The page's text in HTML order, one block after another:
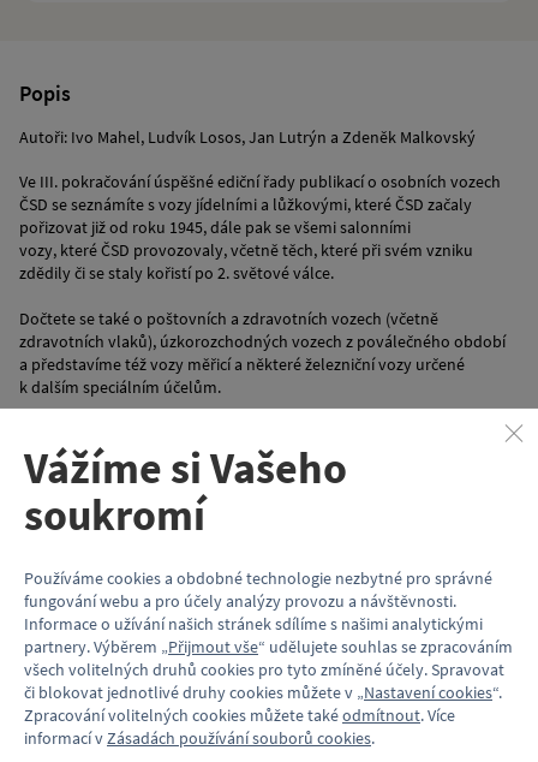
Popis
Autoři: Ivo Mahel, Ludvík Losos, Jan Lutrýn a Zdeněk Malkovský
Ve III. pokračování úspěšné ediční řady publikací o osobních vozech
ČSD se seznámíte s vozy jídelními a lůžkovými, které ČSD začaly
pořizovat již od roku 1945, dále pak se všemi salonními
vozy, které ČSD provozovaly, včetně těch, které při svém vzniku
zdědily či se staly kořistí po 2. světové válce.
Dočtete se také o poštovních a zdravotních vozech (včetně
zdravotních vlaků), úzkorozchodných vozech z poválečného období
a představíme též vozy měřicí a některé železniční vozy určené
k dalším speciálním účelům.
a dobové fotografie.
Rozsah plnobarevné publikace je 388 stran křídového papíru formátu
A4 s vazbou v pevných deskách a 547 obrazových dokumentů.
Počet stran:
pevná vazba, 388 stran
Vazba:vázaná
Barevnost a kvalita papíru: plnobarevný tisk, křídový papír
Vydalo:nakladatelství NADATUR, 2020
ISBN:978-80-727013-7-7
Vlastnosti
Vážíme si Vašeho
soukromí
Používáme cookies a obdobné technologie nezbytné pro správné
fungování webu a pro účely analýzy provozu a návštěvnosti.
Informace o užívání našich stránek sdílíme s našimi analytickými
partnery. Výběrem „Přijmout vše“ udělujete souhlas se zpracováním
všech volitelných druhů cookies pro tyto zmíněné účely. Spravovat
či blokovat jednotlivé druhy cookies můžete v „Nastavení cookies“.
Zpracování volitelných cookies můžete takéodmítnout. Více
informací v Zásadách používání souborů cookies.